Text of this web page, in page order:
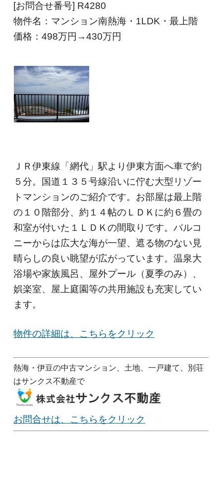
[お問合せ番号] R4280
物件名：マンション南熱海・1LDK・最上階
価格：498万円→430万円
ＪＲ伊東線「網代」駅より伊東方面へ車で約
５分。国道１３５号線沿いに佇む大型リゾー
トマンションのご紹介です。お部屋は最上階
の１０階部分、約１４帖のＬＤＫに約６畳の
和室が付いた１ＬＤＫの間取りです。バルコ
ニーからは広大な海が一望、遮る物のない見
晴らしの良い眺望が広がっています。温泉大
浴場や家族風呂、屋外プール（夏季のみ）、
娯楽室、屋上庭園等の共用施設も充実してい
ます。
物件の詳細は、こちらをクリック
熱海・伊豆の中古マンション、土地、一戸建て、別荘
はサンクス不動産で
お問合せは、こちらをクリック